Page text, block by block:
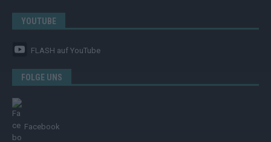
YOUTUBE
FLASH auf YouTube
FOLGE UNS
Facebook